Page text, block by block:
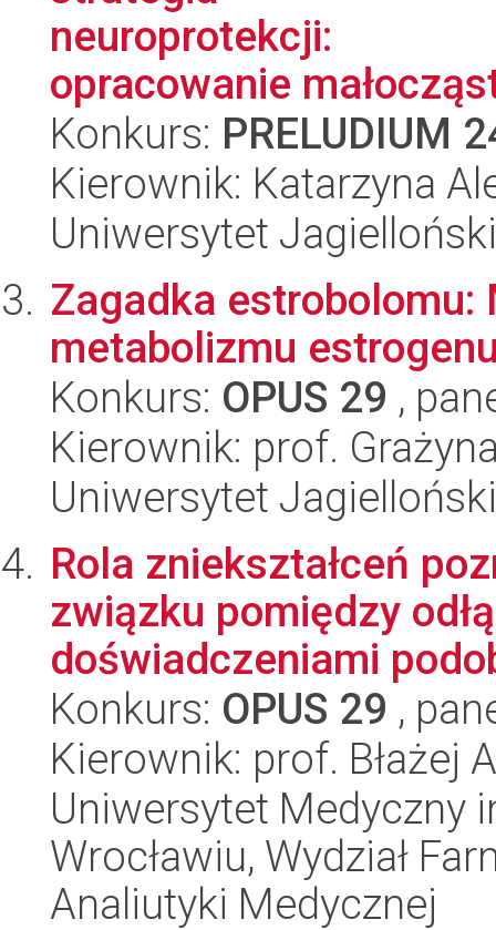
neuroprotekcji:
opracowanie
Konkurs: PRELUDIUM
Kierownik: Katarzyna
Uniwersytet Jagielloński
Zagadka
metabolizmu
Konkurs: OPUS 29 ,
Kierownik: prof.
Uniwersytet Jagielloński
Rola zniekształceń
związku pomiędzy
doświadczeniami
Konkurs: OPUS 29 ,
Kierownik: prof. Błażej
Uniwersytet Medyczny
Wrocławiu, Wydział
Analiutyki Medycznej